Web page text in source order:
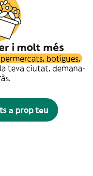
i molt més
botigues,
la teva ciutat, demana-
a prop teu